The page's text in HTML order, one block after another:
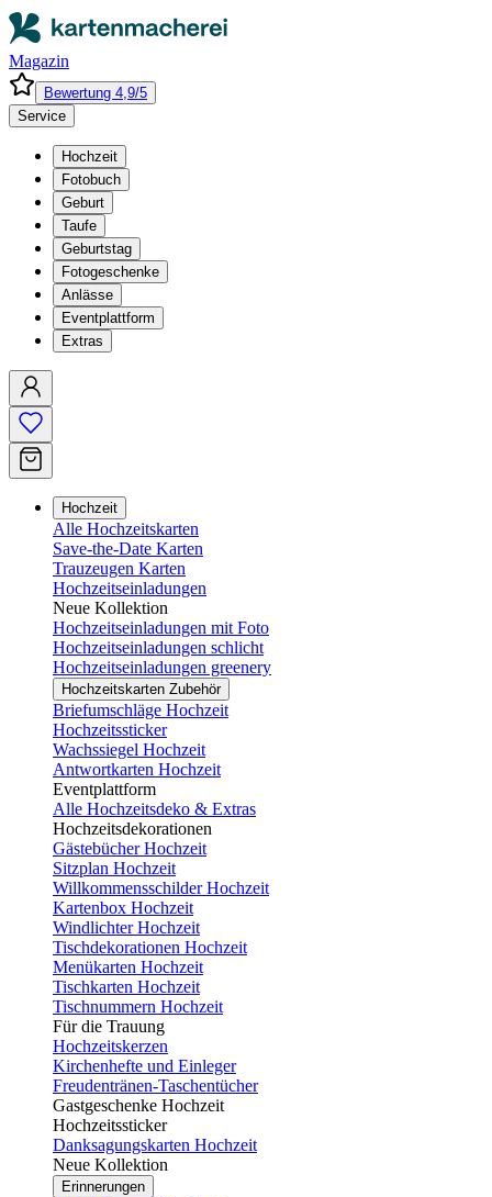
Magazin
Bewertung 4,9/5
Service
Hochzeit
Fotobuch
Geburt
Taufe
Geburtstag
Fotogeschenke
Anlässe
Eventplattform
Extras
Hochzeit
Alle Hochzeitskarten
Save-the-Date Karten
Trauzeugen Karten
Hochzeitseinladungen
Neue Kollektion
Hochzeitseinladungen mit Foto
Hochzeitseinladungen schlicht
Hochzeitseinladungen greenery
Hochzeitskarten Zubehör
Briefumschläge Hochzeit
Hochzeitssticker
Wachssiegel Hochzeit
Antwortkarten Hochzeit
Eventplattform
Alle Hochzeitsdeko & Extras
Hochzeitsdekorationen
Gästebücher Hochzeit
Sitzplan Hochzeit
Willkommensschilder Hochzeit
Kartenbox Hochzeit
Windlichter Hochzeit
Tischdekorationen Hochzeit
Menükarten Hochzeit
Tischkarten Hochzeit
Tischnummern Hochzeit
Für die Trauung
Hochzeitskerzen
Kirchenhefte und Einleger
Freudentränen-Taschentücher
Gastgeschenke Hochzeit
Hochzeitssticker
Danksagungskarten Hochzeit
Neue Kollektion
Erinnerungen